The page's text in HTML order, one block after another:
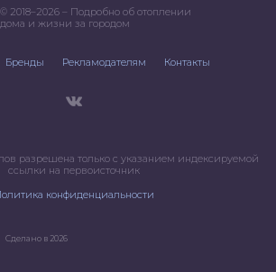
© 2018–2026 – Подробно об отоплении
дома и жизни за городом
Бренды Рекламодателям Контакты
разрешена только с указанием индексируемой
ссылки на первоисточник
конфиденциальности
Сделано в 2026